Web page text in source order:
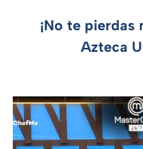
¡No te pierdas
Azteca